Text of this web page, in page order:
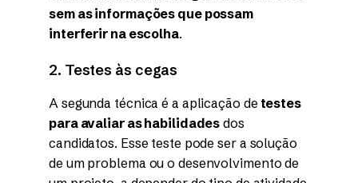
sem as informações que possam
interferir na escolha.
2. Testes às cegas
A segunda técnica é a aplicação de testes
para avaliar as habilidades dos
candidatos. Esse teste pode ser a solução
de um problema ou o desenvolvimento de